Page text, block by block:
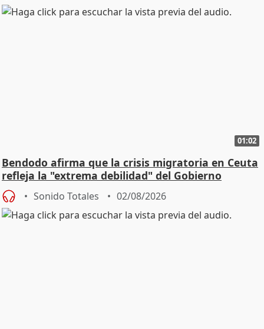
01:02
Bendodo afirma que la crisis migratoria en Ceuta
refleja la "extrema debilidad" del Gobierno
Sonido Totales 02/08/2026